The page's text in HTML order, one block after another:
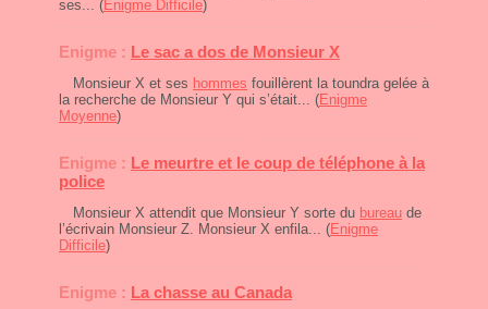
ses... (Enigme Difficile)
Enigme : Le sac a dos de Monsieur X
Monsieur X et ses hommes fouillèrent la toundra gelée à
la recherche de Monsieur Y qui s’était... (Enigme
Moyenne)
Enigme : Le meurtre et le coup de téléphone à la
police
Monsieur X attendit que Monsieur Y sorte du bureau de
l’écrivain Monsieur Z. Monsieur X enfila... (Enigme
Difficile)
Enigme : La chasse au Canada